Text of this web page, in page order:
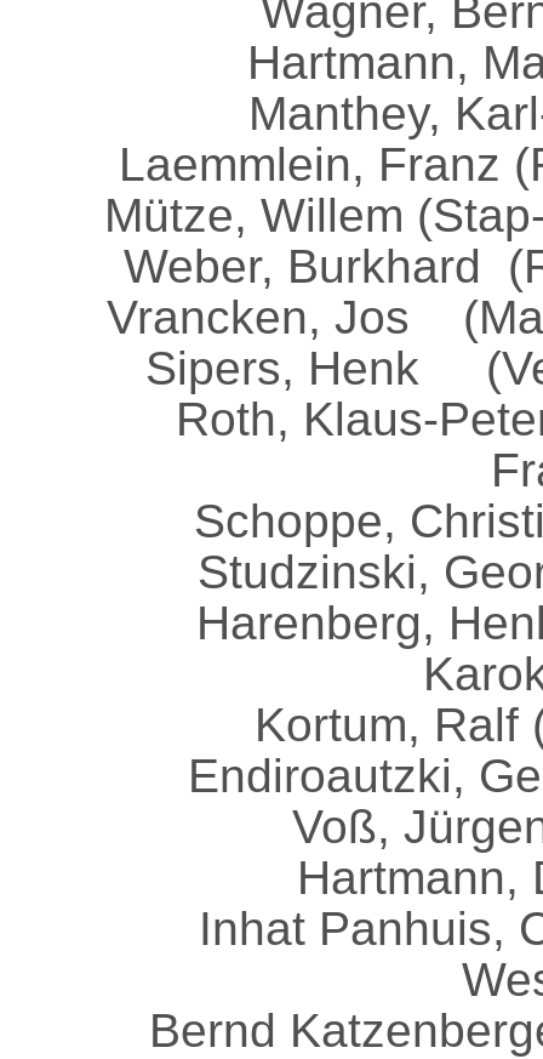
Wagner,
Hartmann,
Manthey,
Laemmlein, Franz
Mütze, Willem
Weber, Burkhard
Vrancken, Jos
Sipers, Henk
Roth, Klaus-
Schoppe,
Studzinski,
Harenberg,
Kortum, Ralf
Endiroautzki,
Voß,
Hartmann,
Inhat Panhuis,
Bernd